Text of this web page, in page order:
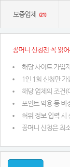
보증업체 (21)
꽁머니 신청전 꼭 읽어
해당 사이트 가입
1인 1회 신청만 가
해당 업체의 조건(
포인트 악용 등 비
허위 정보 입력 시
꽁머니 신청은 최